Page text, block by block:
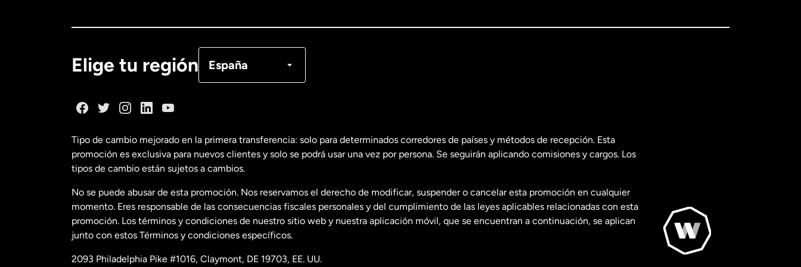
Elige tu región España
Estados Unidos English
Estados Unidos Español
Francia
Tipo de cambio mejorado en la primera transferencia: solo para determinados corredores de países y métodos de recepción. Esta
promoción es exclusiva para nuevos clientes y solo se podrá usar una vez por persona. Se seguirán aplicando comisiones y cargos. Los
tipos de cambio están sujetos a cambios.
No se puede abusar de esta promoción. Nos reservamos el derecho de modificar, suspender o cancelar esta promoción en cualquier
momento. Eres responsable de las consecuencias fiscales personales y del cumplimiento de las leyes aplicables relacionadas con esta
promoción. Los términos y condiciones de nuestro sitio web y nuestra aplicación móvil, que se encuentran a continuación, se aplican
junto con estos Términos y condiciones específicos.
2093 Philadelphia Pike #1016, Claymont, DE 19703, EE. UU.